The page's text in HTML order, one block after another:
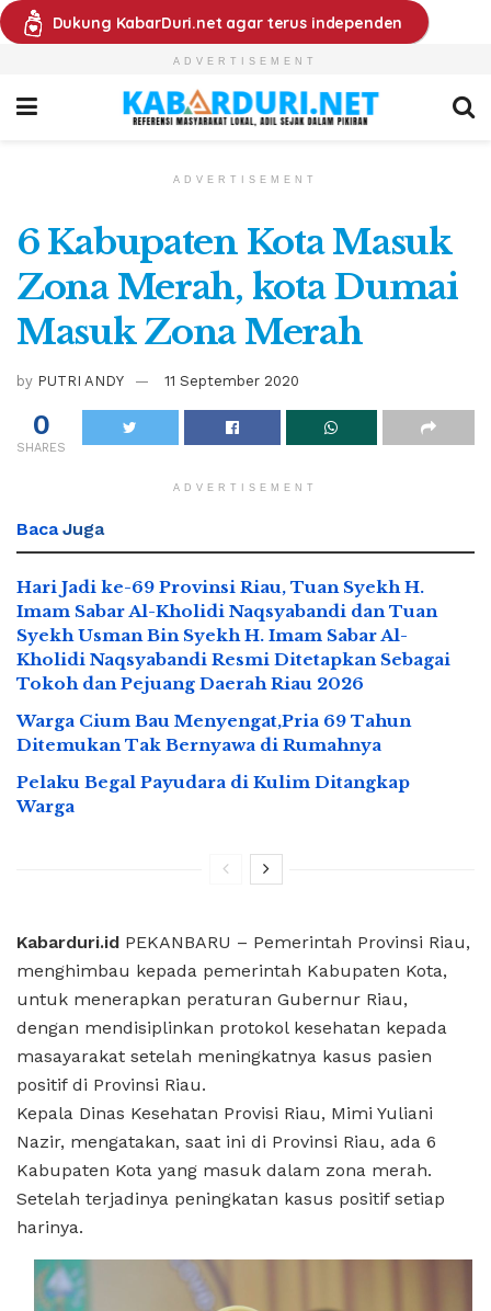
Dukung KabarDuri.net agar terus independen
ADVERTISEMENT
ADVERTISEMENT
6 Kabupaten Kota Masuk
Zona Merah, kota Dumai
Masuk Zona Merah
by PUTRI ANDY 11 September 2020
0
SHARES
ADVERTISEMENT
Baca Juga
Hari Jadi ke-69 Provinsi Riau, Tuan Syekh H.
Imam Sabar Al-Kholidi Naqsyabandi dan Tuan
Syekh Usman Bin Syekh H. Imam Sabar Al-
Kholidi Naqsyabandi Resmi Ditetapkan Sebagai
Tokoh dan Pejuang Daerah Riau 2026
Warga Cium Bau Menyengat,Pria 69 Tahun
Ditemukan Tak Bernyawa di Rumahnya
Pelaku Begal Payudara di Kulim Ditangkap
Warga
Kabarduri.id PEKANBARU – Pemerintah Provinsi Riau,
menghimbau kepada pemerintah Kabupaten Kota,
untuk menerapkan peraturan Gubernur Riau,
dengan mendisiplinkan protokol kesehatan kepada
masayarakat setelah meningkatnya kasus pasien
positif di Provinsi Riau.
Kepala Dinas Kesehatan Provisi Riau, Mimi Yuliani
Nazir, mengatakan, saat ini di Provinsi Riau, ada 6
Kabupaten Kota yang masuk dalam zona merah.
Setelah terjadinya peningkatan kasus positif setiap
harinya.